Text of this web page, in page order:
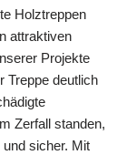
Holztreppen
attraktiven
Projekte
Treppe deutlich
Zerfall standen,
sicher. Mit